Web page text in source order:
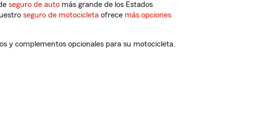
seguro de auto más grande de los Estados
seguro de motocicleta ofrece más opciones
y complementos opcionales para su motocicleta.